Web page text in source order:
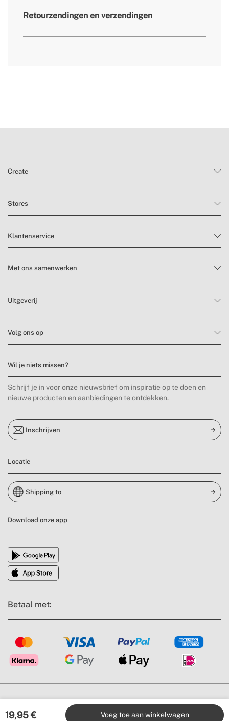
19,95€ Voeg toe aan winkelwagen
Retourzendingen en verzendingen
Create
Stores
Klantenservice
Met ons samenwerken
Uitgeverij
Volg ons op
Wil je niets missen?
Schrijf je in voor onze nieuwsbrief om inspiratie op te doen en
nieuwe producten en aanbiedingen te ontdekken.
Inschrijven
Locatie
Shipping to
Download onze app
Betaal met:
Algemene voorwaarden Juridische mededeling
Privacybeleid
Nalevingsbeleid
Cookiebeleid
All rights reserved © 2026 | CREATE. Alle prijzen zijn inclusief BTW